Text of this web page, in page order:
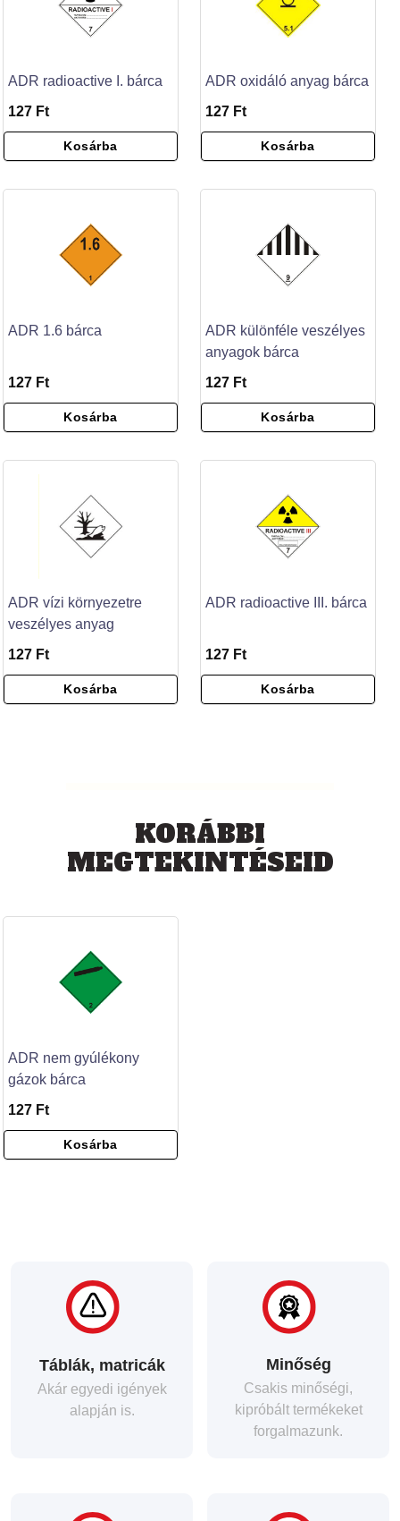
ADR radioactive I. bárca
127 Ft
Kosárba
ADR oxidáló anyag bárca
127 Ft
Kosárba
ADR 1.6 bárca
127 Ft
Kosárba
ADR különféle veszélyes
anyagok bárca
127 Ft
Kosárba
ADR vízi környezetre
veszélyes anyag
127 Ft
Kosárba
ADR radioactive III. bárca
127 Ft
Kosárba
KORÁBBI
MEGTEKINTÉSEID
ADR nem gyúlékony
gázok bárca
127 Ft
Kosárba
Táblák, matricák
Akár egyedi igények
alapján is.
Minőség
Csakis minőségi,
kipróbált termékeket
forgalmazunk.